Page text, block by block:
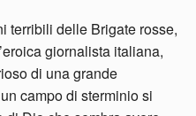
terribili delle Brigate rosse,
giornalista italiana,
di una grande
campo di sterminio si